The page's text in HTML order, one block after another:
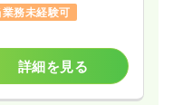
業務未経験可
詳細を見る